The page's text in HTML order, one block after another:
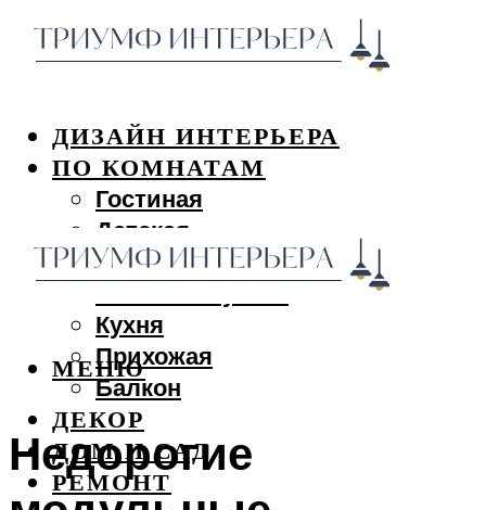
ДИЗАЙН ИНТЕРЬЕРА
ПО КОМНАТАМ
Гостиная
Детская
Спальня
Кухня
Прихожая
Балкон
ДЕКОР
ДОМ И САД
РЕМОНТ
МЕНЮ
Недорогие